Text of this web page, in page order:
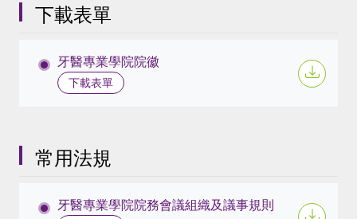
下載表單
牙醫專業學院院徽
下載表單
常用法規
牙醫專業學院院務會議組織及議事規則